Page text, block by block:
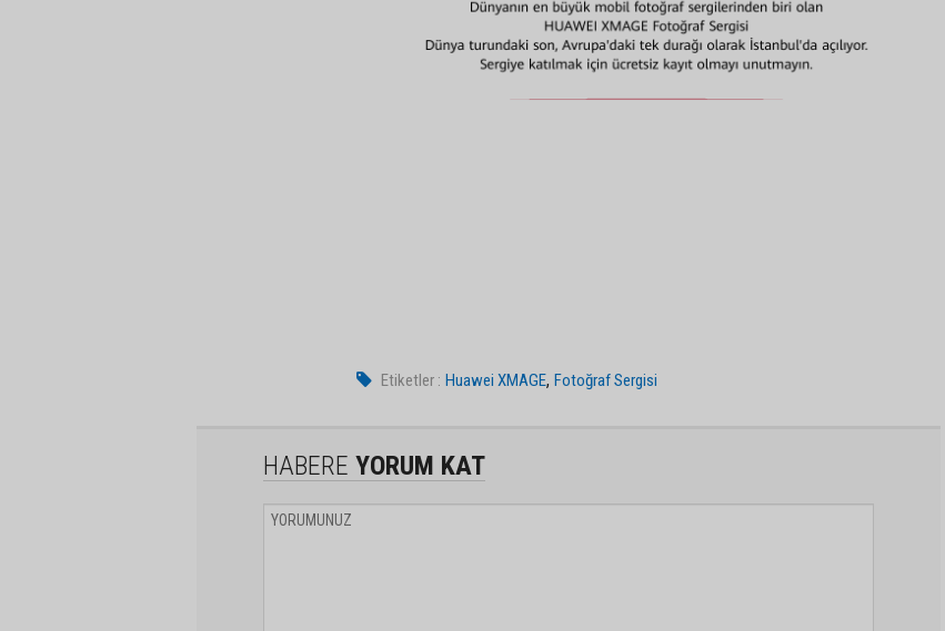
Etiketler : Huawei XMAGE,Fotoğraf Sergisi
HABERE YORUM KAT